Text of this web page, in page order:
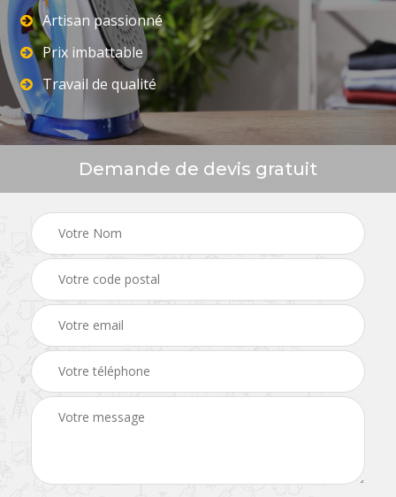
Artisan passionné
Prix imbattable
Travail de qualité
Demande de devis gratuit